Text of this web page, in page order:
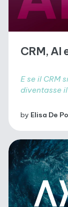
CRM, AI
E se il CRM
diventasse il
by Elisa De